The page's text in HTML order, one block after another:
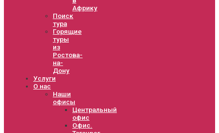
Африку
Поиск
тура
Горящие
туры
из
Ростова-
на-
Дону
Услуги
О нас
Наши
офисы
Центральный
офис
Офис.